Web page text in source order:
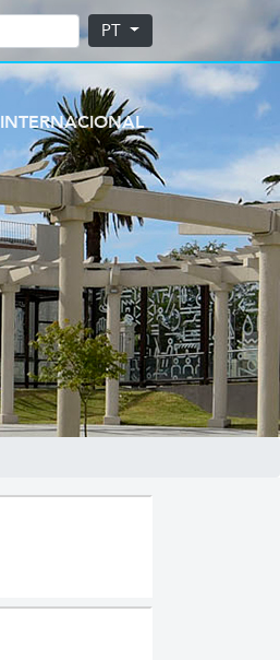
PT
INTERNACIONAL